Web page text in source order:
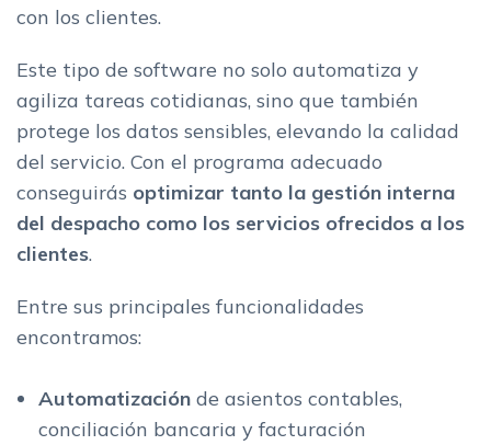
con los clientes.
Este tipo de software no solo automatiza y
agiliza tareas cotidianas, sino que también
protege los datos sensibles, elevando la calidad
del servicio. Con el programa adecuado
conseguirás optimizar tanto la gestión interna
del despacho como los servicios ofrecidos a los
clientes.
Entre sus principales funcionalidades
encontramos:
Automatización de asientos contables,
conciliación bancaria y facturación